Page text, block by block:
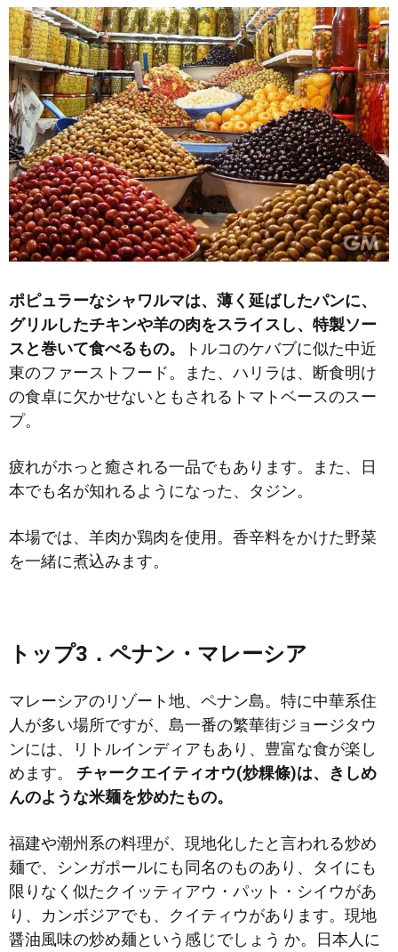
ポピュラーなシャワルマは、薄く延ばしたパンに、
グリルしたチキンや羊の肉をスライスし、特製ソー
スと巻いて食べるもの。
トルコのケバブに似た中近
東のファーストフード。また、ハリラは、断食明け
の食卓に欠かせないともされるトマトベースのスー
プ。
疲れがホっと癒される一品でもあります。また、日
本でも名が知れるようになった、タジン。
本場では、羊肉か鶏肉を使用。香辛料をかけた野菜
を一緒に煮込みます。
トップ3．ペナン・マレーシア
マレーシアのリゾート地、ペナン島。特に中華系住
人が多い場所ですが、島一番の繁華街ジョージタウ
ンには、リトルインディアもあり、豊富な食が楽し
めます。 チャークエイティオウ(炒粿條)は、きしめ
んのような米麺を炒めたもの。
福建や潮州系の料理が、現地化したと言われる炒め
麺で、シンガポールにも同名のものあり、タイにも
限りなく似たクイッティアウ・パット・シイウがあ
り、カンボジアでも、クイティウがあります。現地
醤油風味の炒め麺という感じでしょう か。日本人に